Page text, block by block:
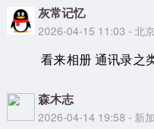
灰常记忆
2026-04-15 11:03 - 北
看来相册 通讯录
森木志
2026-04-14 19:58 - 新